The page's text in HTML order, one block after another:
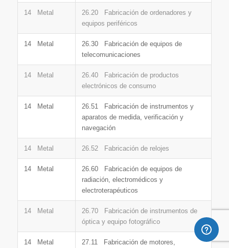
14 Metal
26.20 Fabricación de ordenadores y
equipos periféricos
14 Metal
26.30 Fabricación de equipos de
telecomunicaciones
14 Metal
26.40 Fabricación de productos
electrónicos de consumo
14 Metal
26.51 Fabricación de instrumentos y
aparatos de medida, verificación y
navegación
14 Metal 26.52 Fabricación de relojes
14 Metal
26.60 Fabricación de equipos de
radiación, electromédicos y
electroterapéuticos
14 Metal
26.70 Fabricación de instrumentos de
óptica y equipo fotográfico
14 Metal 27.11 Fabricación de motores,